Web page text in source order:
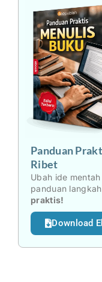
Panduan
Ribet
Ubah ide
panduan
praktis!
Download